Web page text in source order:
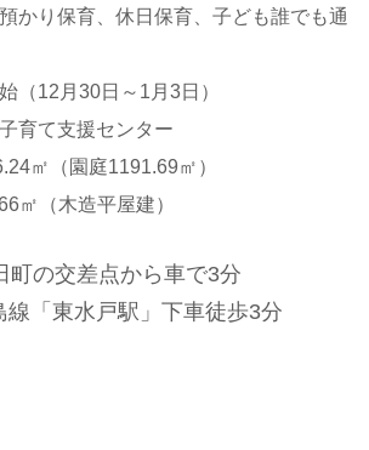
かり保育、休日保育、子ども誰でも通
（12月30日～1月3日）
育て支援センター
㎡（園庭1191.69㎡）
㎡（木造平屋建）
町の交差点から車で3分
線「東水戸駅」下車徒歩3分